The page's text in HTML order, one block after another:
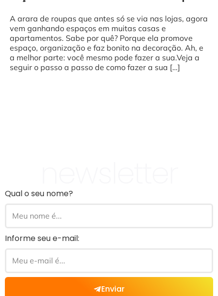
A arara de roupas que antes só se via nas lojas, agora
vem ganhando espaços em muitas casas e
apartamentos. Sabe por quê? Porque ela promove
espaço, organização e faz bonito na decoração. Ah, e
a melhor parte: você mesmo pode fazer a sua.Veja a
seguir o passo a passo de como fazer a sua […]
Qual o seu nome?
Informe seu e-mail:
Enviar